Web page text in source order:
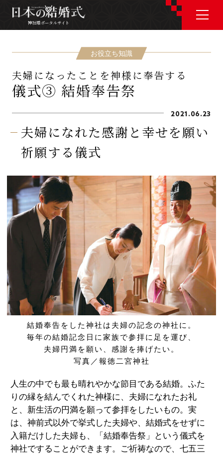
神社婚ポータルサイト
J P E N
神社婚会場を探す
衣裳を探す
和婚コラム
先輩カップル実例
クリップリスト
神社婚ポータルサイト
お役立ち知識
夫婦になったことを神様に奉告する
儀式③ 結婚奉告祭
2021.06.23
夫婦になれた感謝と幸せを願い
祈願する儀式
結婚奉告をした神社は夫婦の記念の神社に。
毎年の結婚記念日に家族で参拝に足を運び、
夫婦円満を願い、感謝を捧げたい。
写真／報徳二宮神社
人生の中でも最も晴れやかな節目である結婚。ふた
りの縁を結んでくれた神様に、夫婦になれたお礼
と、新生活の円満を願って参拝をしたいもの。実
は、神前式以外で挙式した夫婦や、結婚式をせずに
入籍だけした夫婦も、「結婚奉告祭」という儀式を
神社ですることができます。ご祈祷なので、七五三